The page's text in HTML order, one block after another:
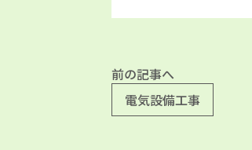
前の記事へ
電気設備工事